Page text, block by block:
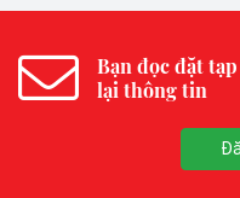
Bạn đọc đặt
lại thông tin